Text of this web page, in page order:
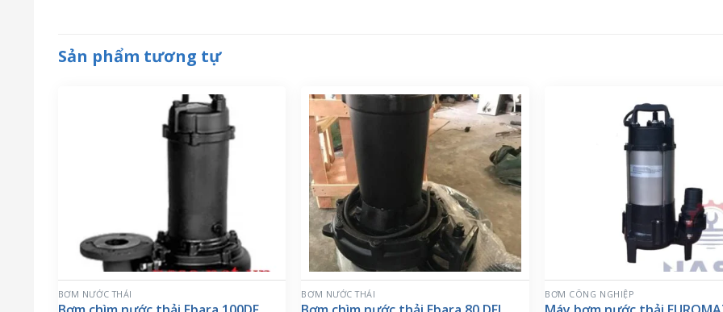
Sản phẩm tương tự
BƠM NƯỚC THẢI BƠM NƯỚC THẢI BƠM CÔNG NGHIỆP